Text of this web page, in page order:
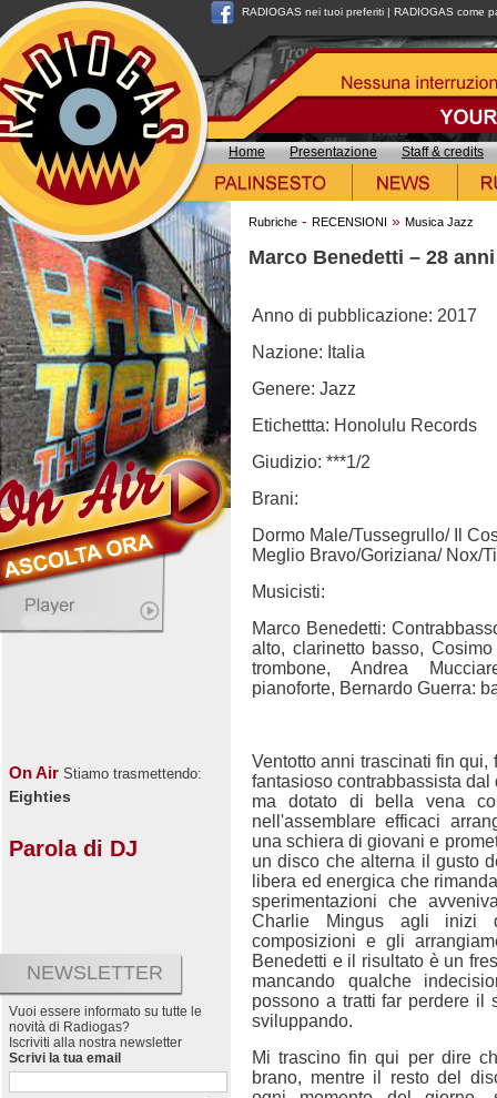
RADIOGAS nei tuoi preferiti | RADIOGAS come
Home Presentazione Staff & credits
On Air Stiamo trasmettendo:
Eighties
Parola di DJ
NEWSLETTER
Vuoi essere informato su tutte le
novità di Radiogas?
Iscriviti alla nostra newsletter
Scrivi la tua email
Rubriche - RECENSIONI » Musica Jazz
Marco Benedetti – 28
Anno di pubblicazione: 2017
Nazione: Italia
Genere: Jazz
Etichettta: Honolulu Records
Giudizio: ***1/2
Brani:
Dormo Male/Tussegrullo/ Il
Meglio Bravo/Goriziana/ Nox/
Musicisti:
Marco Benedetti:
alto, clarinetto basso,
trombone, Andrea
pianoforte, Bernardo Guerra:
Ventotto anni trascinati fin
fantasioso contrabbassista
ma dotato di bella vena
nell'assemblare efficaci
una schiera di giovani e
un disco che alterna il gusto
libera ed energica che
sperimentazioni che
Charlie Mingus agli inizi
composizioni e gli
Benedetti e il risultato è un
mancando qualche
possono a tratti far perdere il
sviluppando.
Mi trascino fin qui per dire
brano, mentre il resto del